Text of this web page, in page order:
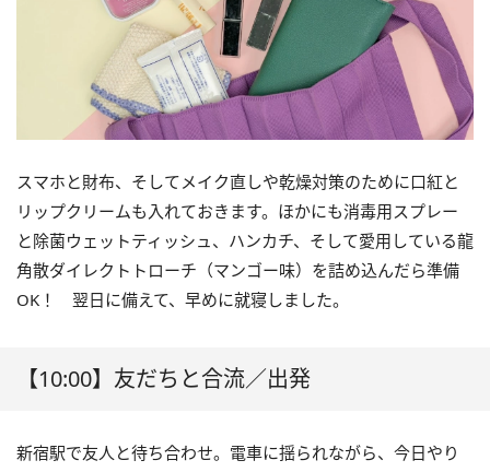
スマホと財布、そしてメイク直しや乾燥対策のために口紅と
リップクリームも入れておきます。ほかにも消毒用スプレー
と除菌ウェットティッシュ、ハンカチ、そして愛用している龍
角散ダイレクトトローチ（マンゴー味）を詰め込んだら準備
OK！ 翌日に備えて、早めに就寝しました。
【10:00】友だちと合流／出発
新宿駅で友人と待ち合わせ。電車に揺られながら、今日やり